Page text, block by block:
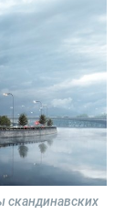
скандинавских